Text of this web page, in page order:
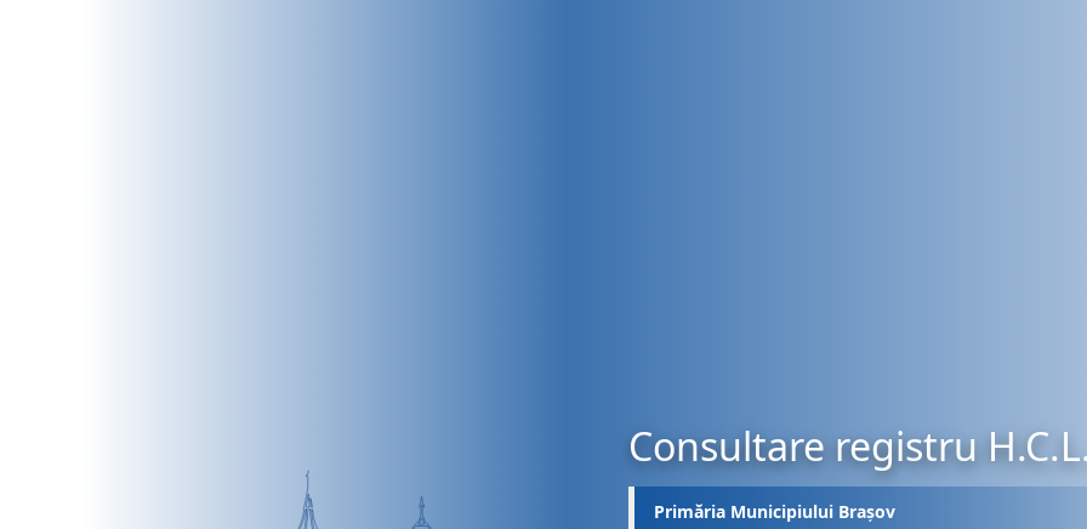
Consultare registru
Primăria Municipiului Brașov